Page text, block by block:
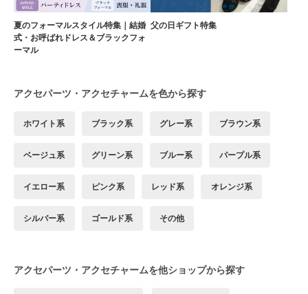
夏のフォーマルスタイル特集｜結婚
式・お呼ばれドレス＆ブラックフォ
ーマル
父の日ギフト特集
アクセパーツ・アクセチャームを色から探す
ホワイト系 ブラック系 グレー系 ブラウン系
ベージュ系 グリーン系 ブルー系 パープル系
イエロー系 ピンク系 レッド系 オレンジ系
シルバー系 ゴールド系 その他
アクセパーツ・アクセチャームを他ショップから探す